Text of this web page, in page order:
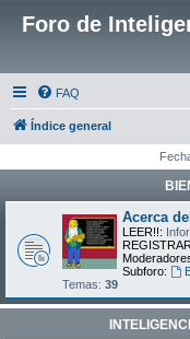
Foro de
FAQ
Índice general
Acerca
LEER!!:
Subforo:
Temas: 39